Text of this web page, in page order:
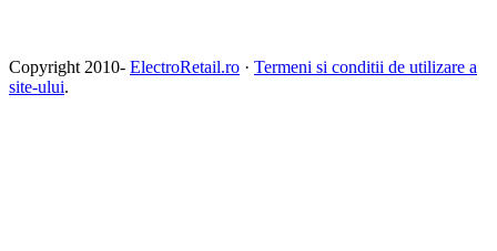
Copyright 2010- ElectroRetail.ro · Termeni si conditii de utilizare a
site-ului.